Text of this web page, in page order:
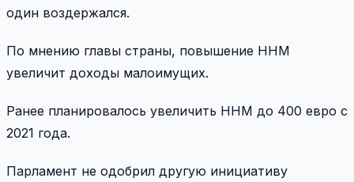
один воздержался.
По мнению главы страны, повышение ННМ
увеличит доходы малоимущих.
Ранее планировалось увеличить ННМ до 400 евро с
2021 года.
Парламент не одобрил другую инициативу